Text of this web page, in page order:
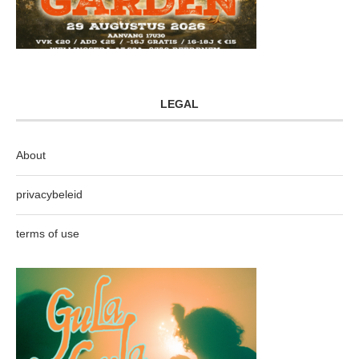
LEGAL
About
privacybeleid
terms of use